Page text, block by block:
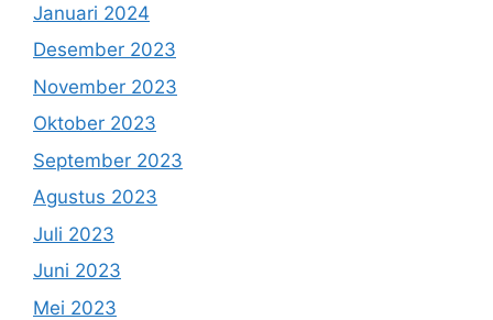
Januari 2024
Desember 2023
November 2023
Oktober 2023
September 2023
Agustus 2023
Juli 2023
Juni 2023
Mei 2023